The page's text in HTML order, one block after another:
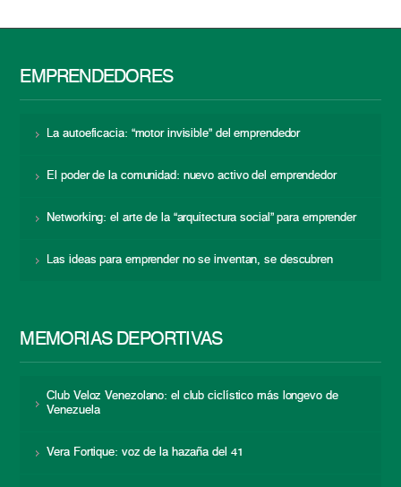
EMPRENDEDORES
La autoeficacia: “motor invisible” del emprendedor
El poder de la comunidad: nuevo activo del emprendedor
Networking: el arte de la “arquitectura social” para emprender
Las ideas para emprender no se inventan, se descubren
MEMORIAS DEPORTIVAS
Club Veloz Venezolano: el club ciclístico más longevo de
Venezuela
Vera Fortique: voz de la hazaña del 41